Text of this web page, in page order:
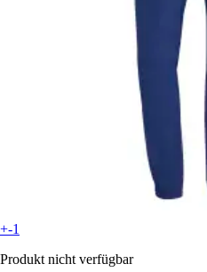
+-1
Produkt nicht verfügbar